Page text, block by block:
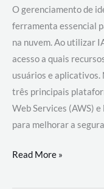
O gerenciamento de
ferramenta essencial
na nuvem. Ao utilizar
acesso a quais
usuários e aplicativos.
três principais
Web Services (AWS)
para melhorar a
Gerenciamento
Read More »